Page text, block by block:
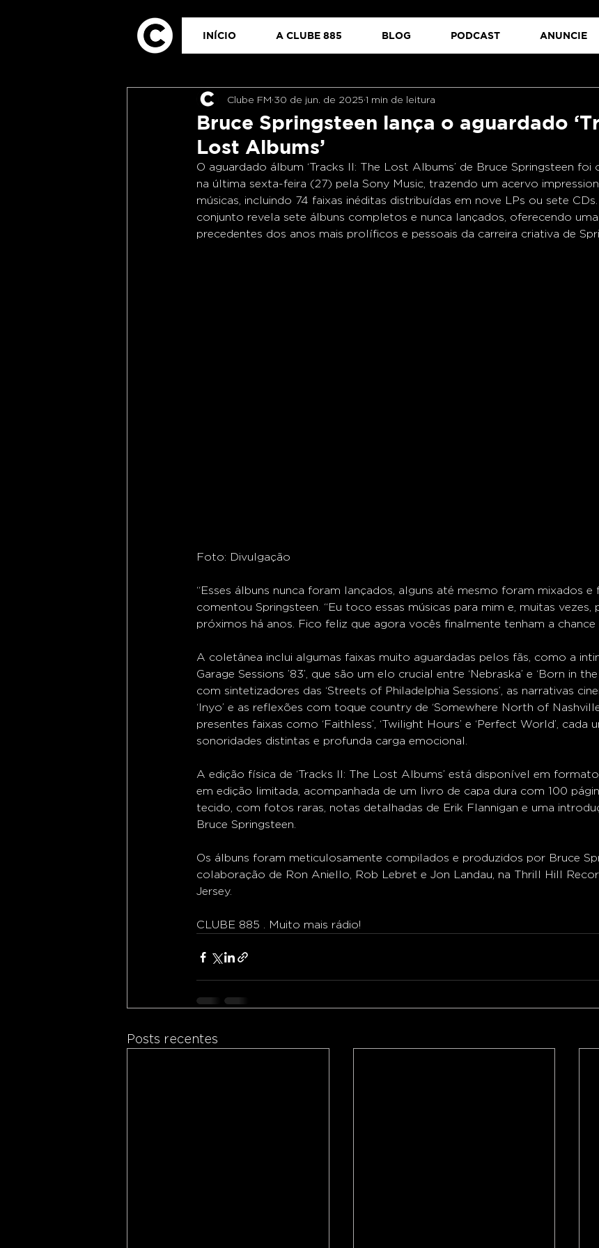
INÍCIO A CLUBE 885 BLOG PODCAST ANUNCIE
Bruce Springsteen lança o aguardado
Lost Albums’
Clube FM 30 de jun. de 2025 1 min de leitura
O aguardado álbum ‘Tracks II: The Lost Albums’ de Bruce Springsteen
na última sexta-feira (27) pela Sony Music, trazendo um acervo
músicas, incluindo 74 faixas inéditas distribuídas em nove LPs ou sete
conjunto revela sete álbuns completos e nunca lançados, oferecendo
precedentes dos anos mais prolíficos e pessoais da carreira criativa de
Foto: Divulgação
“Esses álbuns nunca foram lançados, alguns até mesmo foram mixados e
comentou Springsteen. “Eu toco essas músicas para mim e, muitas vezes,
próximos há anos. Fico feliz que agora vocês finalmente tenham a chance
A coletânea inclui algumas faixas muito aguardadas pelos fãs, como a
Garage Sessions ’83’, que são um elo crucial entre ‘Nebraska’ e ‘Born in
com sintetizadores das ‘Streets of Philadelphia Sessions’, as narrativas
‘Inyo’ e as reflexões com toque country de ‘Somewhere North of
presentes faixas como ‘Faithless’, ‘Twilight Hours’ e ‘Perfect World’, cada
sonoridades distintas e profunda carga emocional.
A edição física de ‘Tracks II: The Lost Albums’ está disponível em
em edição limitada, acompanhada de um livro de capa dura com 100
tecido, com fotos raras, notas detalhadas de Erik Flannigan e uma
Bruce Springsteen.
Os álbuns foram meticulosamente compilados e produzidos por Bruce
colaboração de Ron Aniello, Rob Lebret e Jon Landau, na Thrill Hill
Jersey.
CLUBE 885 . Muito mais rádio!
Posts recentes